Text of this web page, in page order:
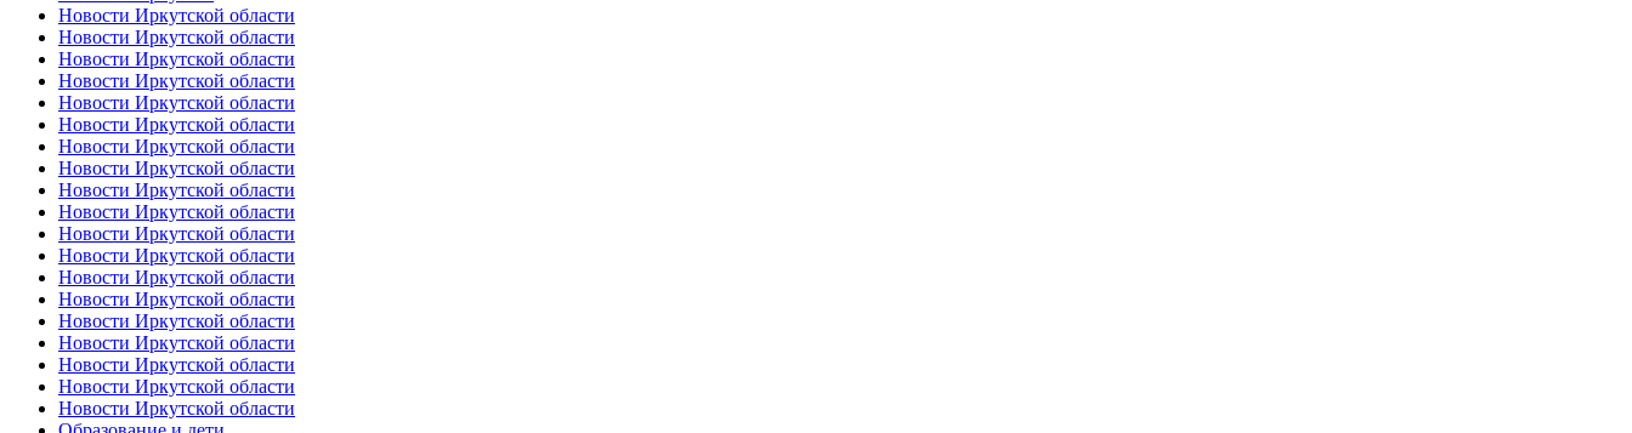
Новости Иркутской области
Новости Иркутской области
Новости Иркутской области
Новости Иркутской области
Новости Иркутской области
Новости Иркутской области
Новости Иркутской области
Новости Иркутской области
Новости Иркутской области
Новости Иркутской области
Новости Иркутской области
Новости Иркутской области
Новости Иркутской области
Новости Иркутской области
Новости Иркутской области
Новости Иркутской области
Новости Иркутской области
Новости Иркутской области
Новости Иркутской области